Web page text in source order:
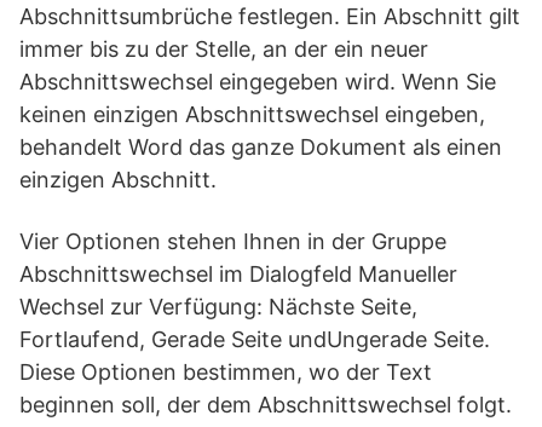
Abschnittsumbrüche festlegen. Ein Abschnitt gilt
immer bis zu der Stelle, an der ein neuer
Abschnittswechsel eingegeben wird. Wenn Sie
keinen einzigen Abschnittswechsel eingeben,
behandelt Word das ganze Dokument als einen
einzigen Abschnitt.
Vier Optionen stehen Ihnen in der Gruppe
Abschnittswechsel im Dialogfeld Manueller
Wechsel zur Verfügung: Nächste Seite,
Fortlaufend, Gerade Seite undUngerade Seite.
Diese Optionen bestimmen, wo der Text
beginnen soll, der dem Abschnittswechsel folgt.